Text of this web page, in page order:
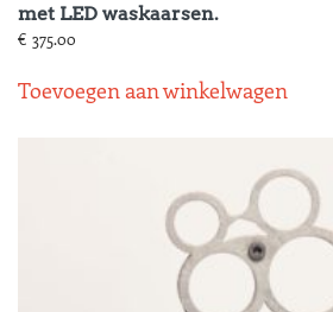
met LED waskaarsen.
€ 375.00
Toevoegen aan winkelwagen